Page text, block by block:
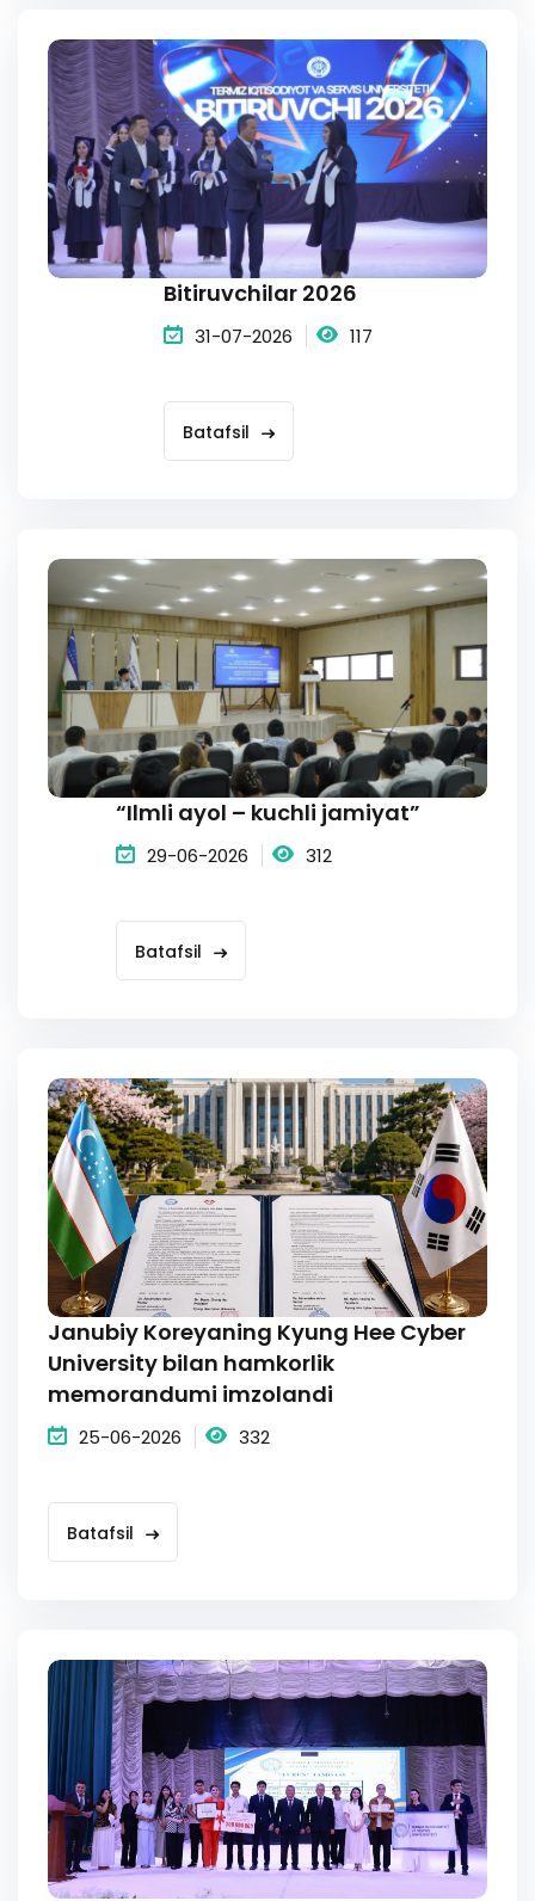
Bitiruvchilar 2026
31-07-2026 117
Batafsil
“Ilmli ayol – kuchli jamiyat”
29-06-2026 312
Batafsil
Janubiy Koreyaning Kyung Hee Cyber
University bilan hamkorlik
memorandumi imzolandi
25-06-2026 332
Batafsil